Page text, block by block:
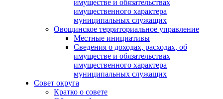
имуществе и обязательствах
имущественного характера
муниципальных служащих
Овощинское территориальное управление
Местные инициативы
Сведения о доходах, расходах, об
имуществе и обязательствах
имущественного характера
муниципальных служащих
Совет округа
Кратко о совете